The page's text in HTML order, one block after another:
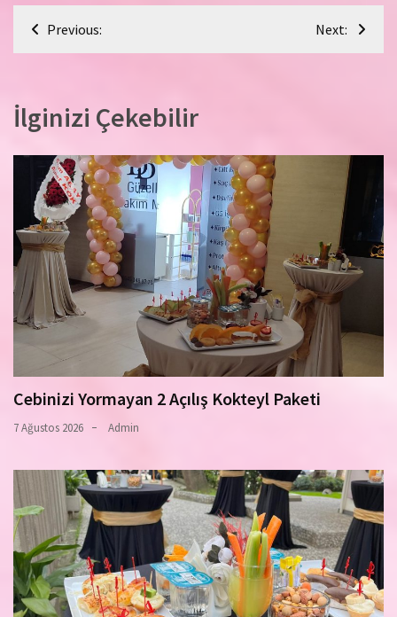
Yazı
gezinmesi
Previous: Next:
İlginizi Çekebilir
Cebinizi Yormayan 2 Açılış Kokteyl Paketi
7 Ağustos 2026 Admin